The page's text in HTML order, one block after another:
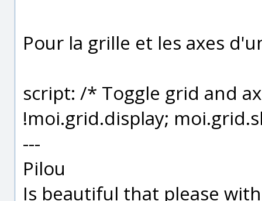
Pour la grille et les axes
script: /* Toggle grid and
!moi.grid.display;
---
Pilou
Is beautiful that please